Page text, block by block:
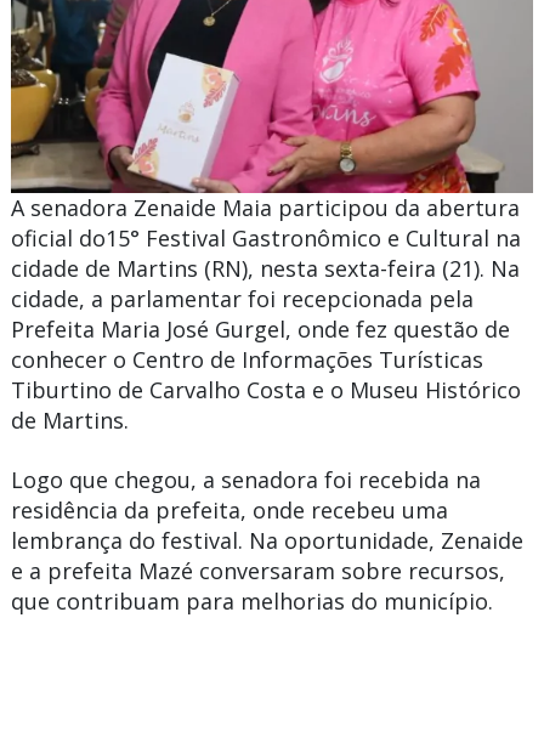
A senadora Zenaide Maia participou da abertura
oficial do15° Festival Gastronômico e Cultural na
cidade de Martins (RN), nesta sexta-feira (21). Na
cidade, a parlamentar foi recepcionada pela
Prefeita Maria José Gurgel, onde fez questão de
conhecer o Centro de Informações Turísticas
Tiburtino de Carvalho Costa e o Museu Histórico
de Martins.
Logo que chegou, a senadora foi recebida na
residência da prefeita, onde recebeu uma
lembrança do festival. Na oportunidade, Zenaide
e a prefeita Mazé conversaram sobre recursos,
que contribuam para melhorias do município.